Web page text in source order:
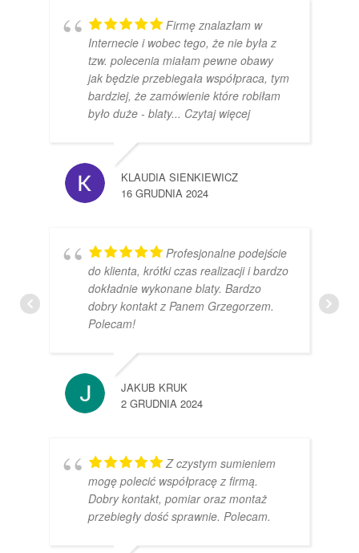
Firmę znalazłam w
Internecie i wobec tego, że nie była z
tzw. polecenia miałam pewne obawy
jak będzie przebiegała współpraca, tym
bardziej, że zamówienie które robiłam
było duże - blaty... Czytaj więcej
KLAUDIA SIENKIEWICZ
16 GRUDNIA 2024
Profesjonalne podejście
do klienta, krótki czas realizacji i bardzo
dokładnie wykonane blaty. Bardzo
dobry kontakt z Panem Grzegorzem.
Polecam!
JAKUB KRUK
2 GRUDNIA 2024
Z czystym sumieniem
mogę polecić współpracę z firmą.
Dobry kontakt, pomiar oraz montaż
przebiegły dość sprawnie. Polecam.